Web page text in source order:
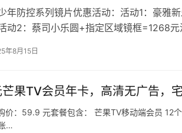
年防控系列镜片优惠活动：活动1：豪雅
动2：蔡司小乐圆+指定区域镜框=1268
年8月15日
果TV会员年卡，高清无广告，
：59.9 元套餐包含： 芒果TV移动端会员 12
…